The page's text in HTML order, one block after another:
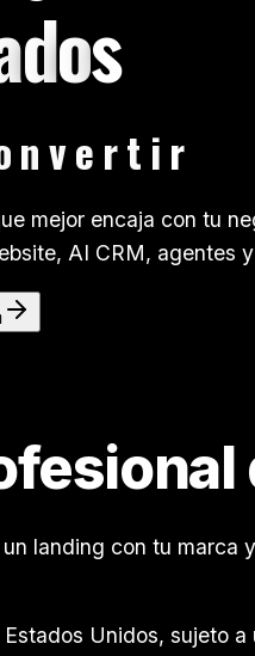
dos
nvertir
mejor encaja con tu
AI CRM, agentes
landing con tu
Unidos, sujeto